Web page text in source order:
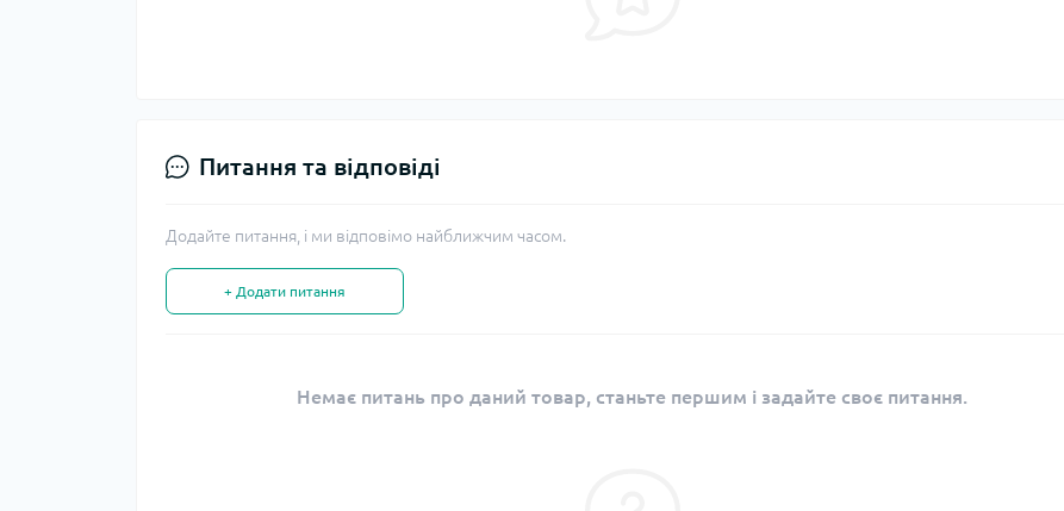
Питання та відповіді
Додайте питання, і ми відповімо найближчим часом.
+ Додати питання
Немає питань про даний товар, станьте першим і задайте своє питання.